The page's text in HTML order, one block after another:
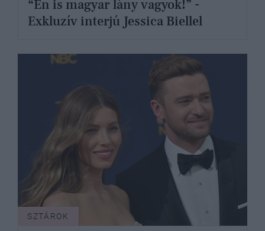
“Én is magyar lány vagyok!” -
Exkluzív interjú Jessica Biellel
SZTÁROK